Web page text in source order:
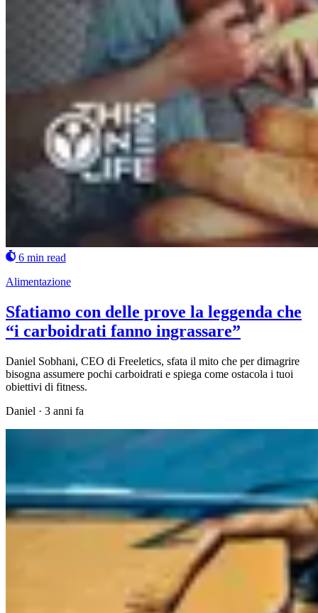
6 min read
Alimentazione
Sfatiamo con delle prove la leggenda che
“i carboidrati fanno ingrassare”
Daniel Sobhani, CEO di Freeletics, sfata il mito che per dimagrire
bisogna assumere pochi carboidrati e spiega come ostacola i tuoi
obiettivi di fitness.
Daniel · 3 anni fa